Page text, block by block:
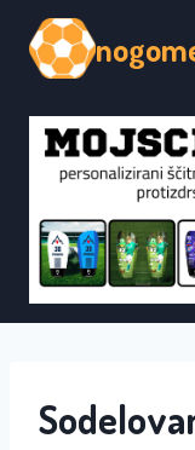
content